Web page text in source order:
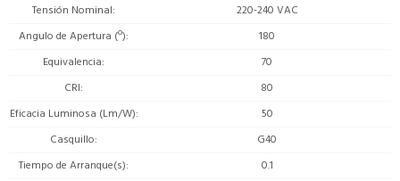
Tensión Nominal
220-240 VAC
Angulo de Apertura (º)
180
Equivalencia
70
CRI
80
Eficacia Luminosa (Lm/W)
50
Casquillo
G40
Tiempo de Arranque(s)
0.1